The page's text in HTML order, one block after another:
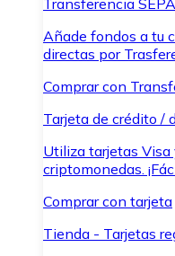
Transferencia SEPA
Añade fondos a tu
directas por
Comprar con
Tarjeta de crédito /
Utiliza tarjetas Visa
criptomonedas.
Comprar con tarjeta
Tienda - Tarjetas